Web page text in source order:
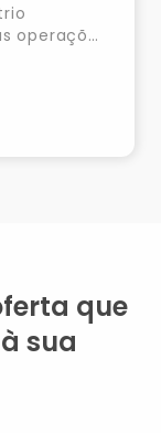
operações
que
sua